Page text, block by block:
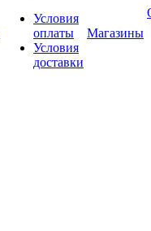
Условия
оплаты
Условия
доставки
Магазины